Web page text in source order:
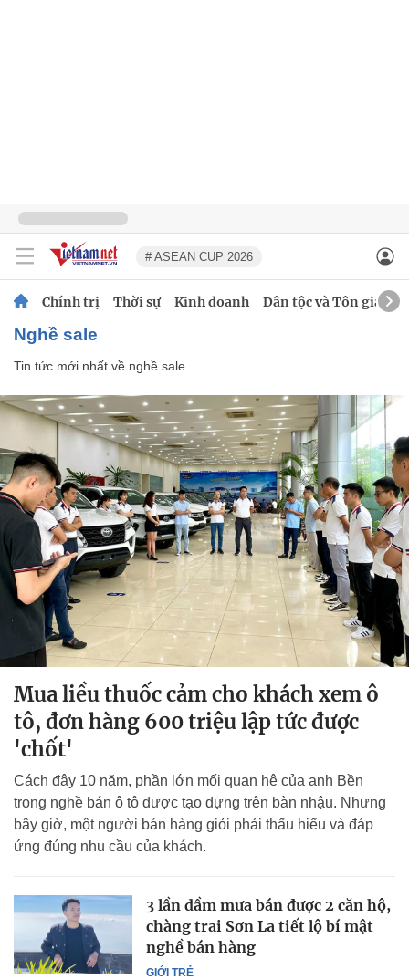
# ASEAN CUP 2026
Chính trị Thời sự Kinh doanh Dân tộc và Tôn giáo
nghề sale
Tin tức mới nhất về nghề sale
Mua liều thuốc cảm cho khách xem ô
tô, đơn hàng 600 triệu lập tức được
'chốt'
Cách đây 10 năm, phần lớn mối quan hệ của anh Bền
trong nghề bán ô tô được tạo dựng trên bàn nhậu. Nhưng
bây giờ, một người bán hàng giỏi phải thấu hiểu và đáp
ứng đúng nhu cầu của khách.
GIỚI TRẺ
3 lần dầm mưa bán được 2 căn hộ,
chàng trai Sơn La tiết lộ bí mật
nghề bán hàng